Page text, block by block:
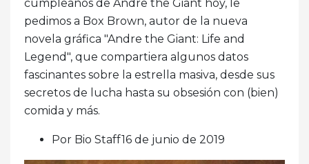
cumpleaños de Andre the Giant hoy, le
pedimos a Box Brown, autor de la nueva
novela gráfica "Andre the Giant: Life and
Legend", que compartiera algunos datos
fascinantes sobre la estrella masiva, desde sus
secretos de lucha hasta su obsesión con (bien)
comida y más.
Por Bio Staff16 de junio de 2019